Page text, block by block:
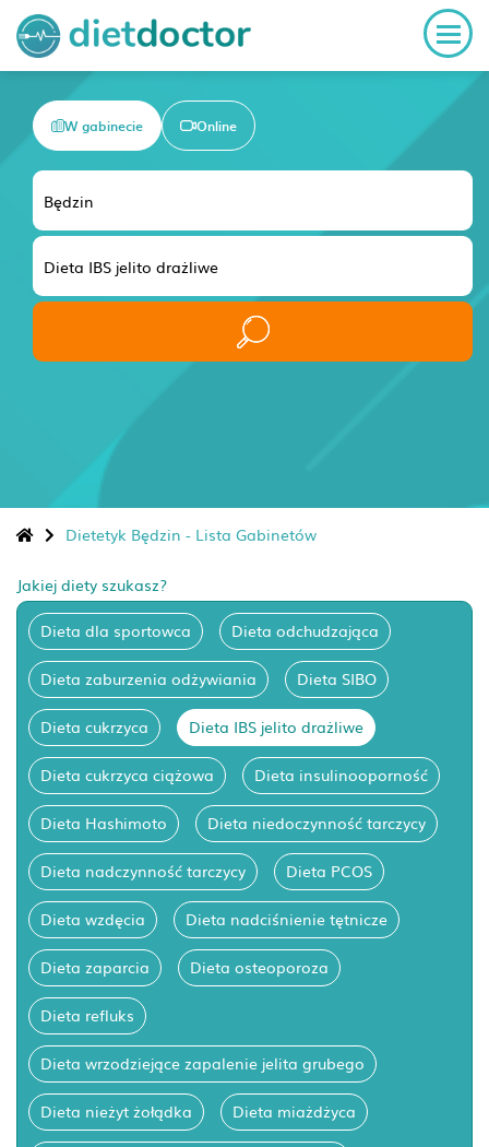
W gabinecie Online
Dietetyk Będzin - Lista Gabinetów
Jakiej diety szukasz?
Dieta dla sportowca Dieta odchudzająca
Dieta zaburzenia odżywiania Dieta SIBO
Dieta cukrzyca Dieta IBS jelito drażliwe
Dieta cukrzyca ciążowa Dieta insulinooporność
Dieta Hashimoto Dieta niedoczynność tarczycy
Dieta nadczynność tarczycy Dieta PCOS
Dieta wzdęcia Dieta nadciśnienie tętnicze
Dieta zaparcia Dieta osteoporoza
Dieta refluks
Dieta wrzodziejące zapalenie jelita grubego
Dieta nieżyt żołądka Dieta miażdżyca